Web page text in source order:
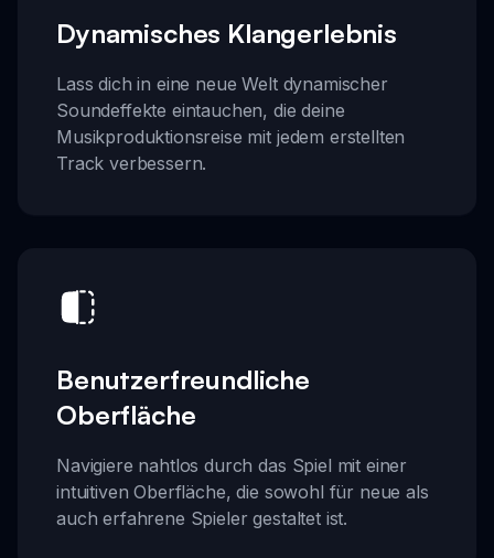
Dynamisches Klangerlebnis
Lass dich in eine neue Welt dynamischer
Soundeffekte eintauchen, die deine
Musikproduktionsreise mit jedem erstellten
Track verbessern.
Benutzerfreundliche
Oberfläche
Navigiere nahtlos durch das Spiel mit einer
intuitiven Oberfläche, die sowohl für neue als
auch erfahrene Spieler gestaltet ist.